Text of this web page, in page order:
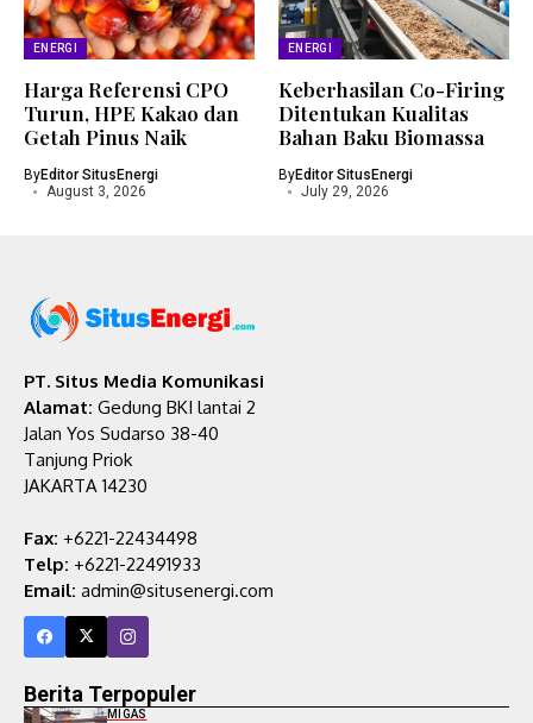
ENERGI
Harga Referensi CPO
Turun, HPE Kakao dan
Getah Pinus Naik
ByEditor SitusEnergi
August 3, 2026
ENERGI
Keberhasilan Co-Firing
Ditentukan Kualitas
Bahan Baku Biomassa
ByEditor SitusEnergi
July 29, 2026
PT. Situs Media Komunikasi
Alamat: Gedung BKI lantai 2
Jalan Yos Sudarso 38-40
Tanjung Priok
JAKARTA 14230
Fax: +6221-22434498
Telp: +6221-22491933
Email: admin@situsenergi.com
Berita Terpopuler
MIGAS